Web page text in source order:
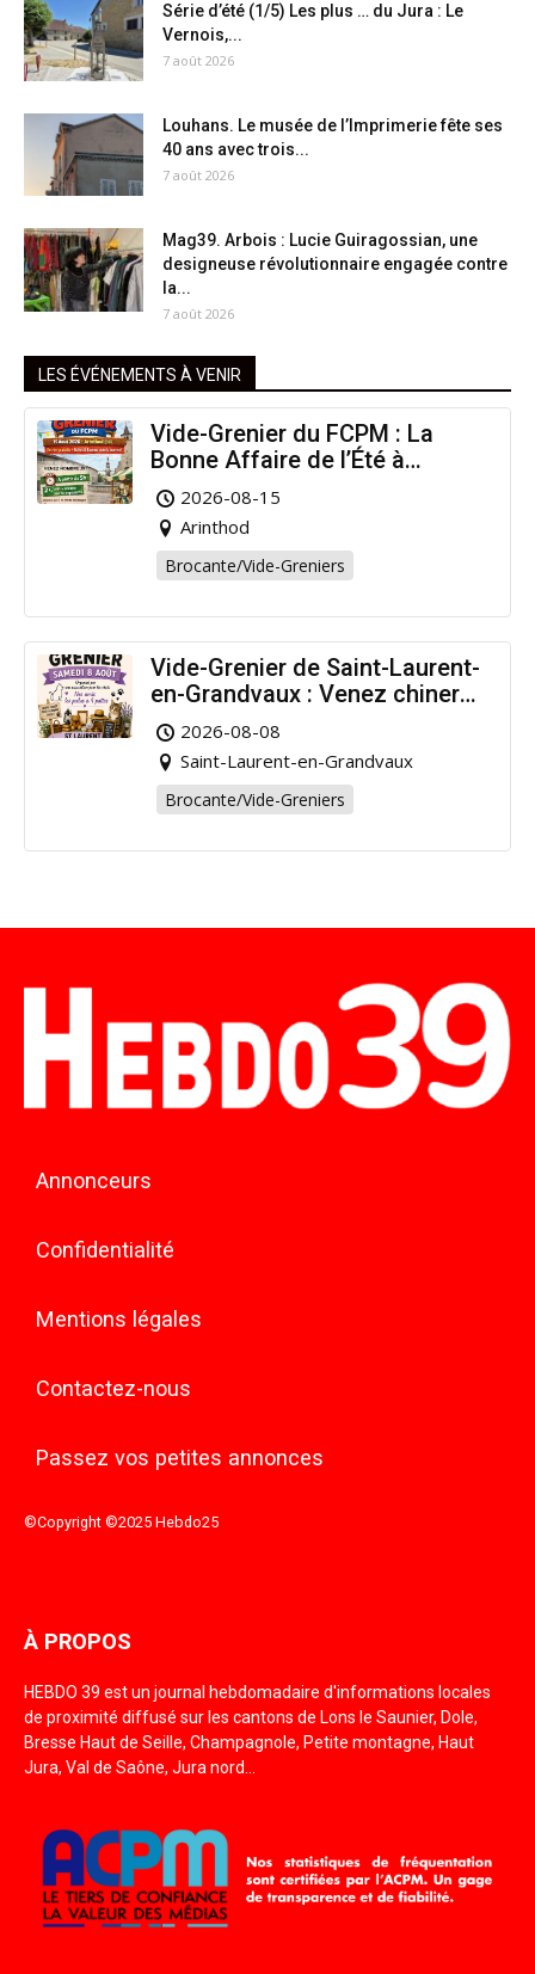
Série d’été (1/5) Les plus … du Jura : Le
Vernois,...
7 août 2026
Louhans. Le musée de l’Imprimerie fête ses
40 ans avec trois...
7 août 2026
Mag39. Arbois : Lucie Guiragossian, une
designeuse révolutionnaire engagée contre
la...
7 août 2026
LES ÉVÉNEMENTS À VENIR
Vide-Grenier du FCPM : La
Bonne Affaire de l’Été à
Arinthod !
2026-08-15
Arinthod
Brocante/Vide-Greniers
Vide-Grenier de Saint-Laurent-
en-Grandvaux : Venez chiner
pour la bonne cause !
2026-08-08
Saint-Laurent-en-Grandvaux
Brocante/Vide-Greniers